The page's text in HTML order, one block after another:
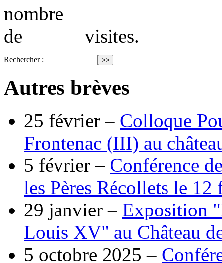
visites.
Rechercher :
Autres brèves
25 février – Colloque
Frontenac (III) au
5 février – Conférence
les Pères Récollets le
29 janvier – Exposition
Louis XV" au Château
5 octobre 2025 –